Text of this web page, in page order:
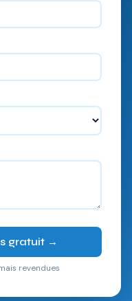
gratuit →
revendues